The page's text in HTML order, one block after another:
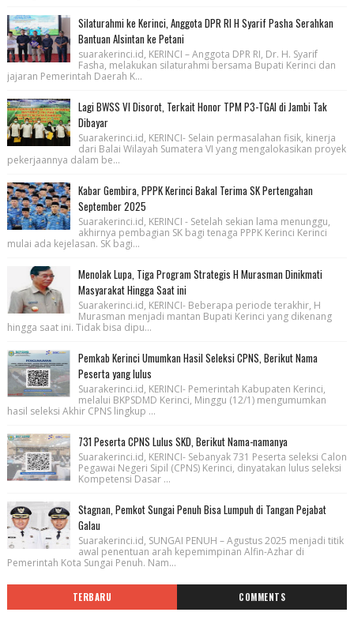
Silaturahmi ke Kerinci, Anggota DPR RI H Syarif Pasha Serahkan
Bantuan Alsintan ke Petani
suarakerinci.id, KERINCI – Anggota DPR RI, Dr. H. Syarif
Fasha, melakukan silaturahmi bersama Bupati Kerinci dan
jajaran Pemerintah Daerah K...
Lagi BWSS VI Disorot, Terkait Honor TPM P3-TGAI di Jambi Tak
Dibayar
Suarakerinci.id, KERINCI- Selain permasalahan fisik, kinerja
dari Balai Wilayah Sumatera VI yang mengalokasikan proyek
pekerjaannya dalam be...
Kabar Gembira, PPPK Kerinci Bakal Terima SK Pertengahan
September 2025
Suarakerinci.id, KERINCI - Setelah sekian lama menunggu,
akhirnya pembagian SK bagi tenaga PPPK Kerinci Kerinci
mulai ada kejelasan. SK bagi...
Menolak Lupa, Tiga Program Strategis H Murasman Dinikmati
Masyarakat Hingga Saat ini
Suarakerinci.id, KERINCI- Beberapa periode terakhir, H
Murasman menjadi mantan Bupati Kerinci yang dikenang
hingga saat ini. Tidak bisa dipu...
Pemkab Kerinci Umumkan Hasil Seleksi CPNS, Berikut Nama
Peserta yang lulus
Suarakerinci.id, KERINCI- Pemerintah Kabupaten Kerinci,
melalui BKPSDMD Kerinci, Minggu (12/1) mengumumkan
hasil seleksi Akhir CPNS lingkup ...
731 Peserta CPNS Lulus SKD, Berikut Nama-namanya
Suarakerinci.id, KERINCI- Sebanyak 731 Peserta seleksi Calon
Pegawai Negeri Sipil (CPNS) Kerinci, dinyatakan lulus seleksi
Kompetensi Dasar ...
Stagnan, Pemkot Sungai Penuh Bisa Lumpuh di Tangan Pejabat
Galau
Suarakerinci.id, SUNGAI PENUH – Agustus 2025 menjadi titik
awal penentuan arah kepemimpinan Alfin-Azhar di
Pemerintah Kota Sungai Penuh. Nam...
TERBARU COMMENTS